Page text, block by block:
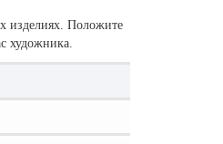
изделиях. Положите
художника.